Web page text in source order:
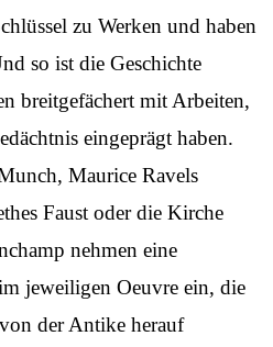
zu Werken und haben
so ist die Geschichte
breitgefächert mit Arbeiten,
eingeprägt haben.
Maurice Ravels
Faust oder die Kirche
nehmen eine
jeweiligen Oeuvre ein, die
der Antike herauf